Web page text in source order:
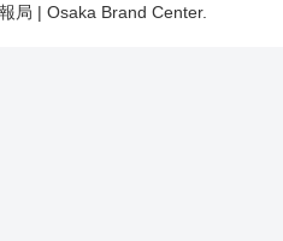
局 | Osaka Brand Center.